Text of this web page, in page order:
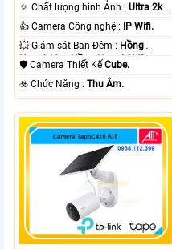
🔅 Chất lượng hình Ảnh :Ultra 2k +
.
👍 Camera Công nghệ :
IP Wifi.
💥 Giám sát Ban Đêm : Hồng
Ngoại 10m Hồng Ngoại SMD.
🛡 Camera Thiết KếCube.
️☣️ Chức Năng :Thu Âm.